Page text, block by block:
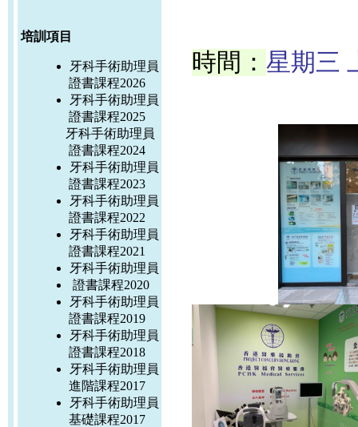
培訓項目
牙科手術助理員
證書課程2026
牙科手術助理員
證書課程2025
牙科手術助理員
證書課程2024
牙科手術助理員
證書課程2023
牙科手術助理員
證書課程2022
牙科手術助理員
證書課程2021
牙科手術助理員
證書課程2020
牙科手術助理員
證書課程2019
牙科手術助理員
證書課程2018
牙科手術助理員
進階課程2017
牙科手術助理員
基礎課程2017
時間： 星期三